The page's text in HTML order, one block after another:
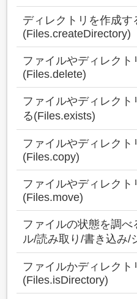
ディレクトリを作成す
(Files.createDirectory)
ファイルやディレクト
(Files.delete)
ファイルやディレク
る(Files.exists)
ファイルやディレクト
(Files.copy)
ファイルやディレクト
(Files.move)
ファイルの状態を調
ル/読み取り/書き込み/
ファイルかディレクト
(Files.isDirectory)